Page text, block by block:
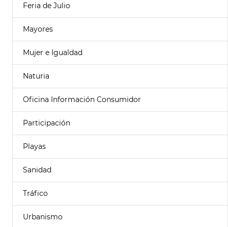
Feria de Julio
Mayores
Mujer e Igualdad
Naturia
Oficina Información Consumidor
Participación
Playas
Sanidad
Tráfico
Urbanismo